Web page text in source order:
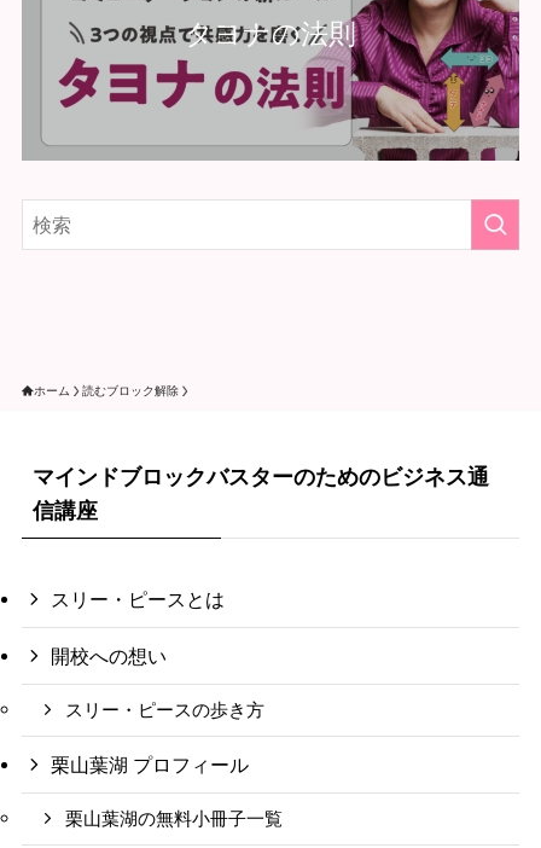
タヨナの法則
ホーム 読むブロック解除
マインドブロックバスターのためのビジネス通
信講座
スリー・ピースとは
開校への想い
スリー・ピースの歩き方
栗山葉湖 プロフィール
栗山葉湖の無料小冊子一覧